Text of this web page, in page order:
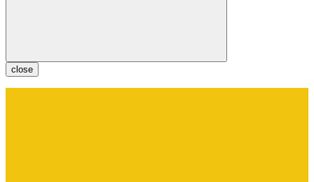
close